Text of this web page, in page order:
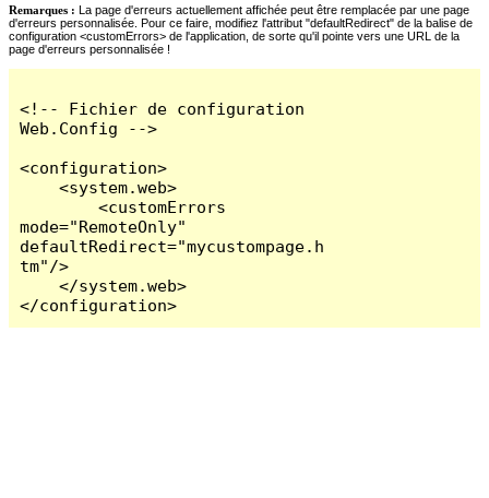
Remarques : La page d'erreurs actuellement affichée peut être remplacée par une page
d'erreurs personnalisée. Pour ce faire, modifiez l'attribut "defaultRedirect" de la balise de
configuration <customErrors> de l'application, de sorte qu'il pointe vers une URL de la
page d'erreurs personnalisée !
<!-- Fichier de configuration
Web.Config -->
<configuration>
    <system.web>
        <customErrors
mode="RemoteOnly"
defaultRedirect="mycustompage.h
tm"/>
    </system.web>
</configuration>